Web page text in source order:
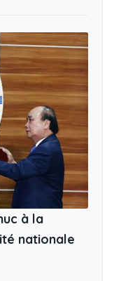
à la
nationale